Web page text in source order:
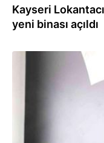
Kayseri
yeni binası açıldı